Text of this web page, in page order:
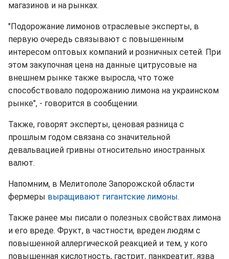
магазинов и на рынках.
"Подорожание лимонов отраслевые эксперты, в
первую очередь связывают с повышенным
интересом оптовых компаний и розничных сетей. При
этом закупочная цена на данные цитрусовые на
внешнем рынке также выросла, что тоже
способствовало подорожанию лимона на украинском
рынке", - говорится в сообщении.
Также, говорят эксперты, ценовая разница с
прошлым годом связана со значительной
девальвацией гривны относительно иностранных
валют.
Напомним, в Мелитополе Запорожской области
фермеры выращивают гигантские лимоны.
Также ранее мы писали о полезных свойствах лимона
и его вреде. Фрукт, в частности, вреден людям с
повышенной аллергической реакцией и тем, у кого
повышенная кислотность, гастрит, панкреатит, язва